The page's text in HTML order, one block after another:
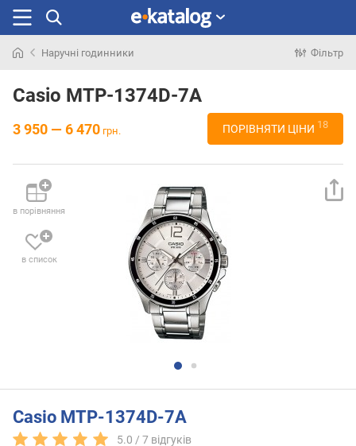
раніше
Наручні годинники Фільтр
Casio MTP-1374D-7A
3 950 — 6 470 грн. ПОРІВНЯТИ ЦІНИ 18
в порівняння
в список
Casio MTP-1374D-7A
5.0 /7 відгуків